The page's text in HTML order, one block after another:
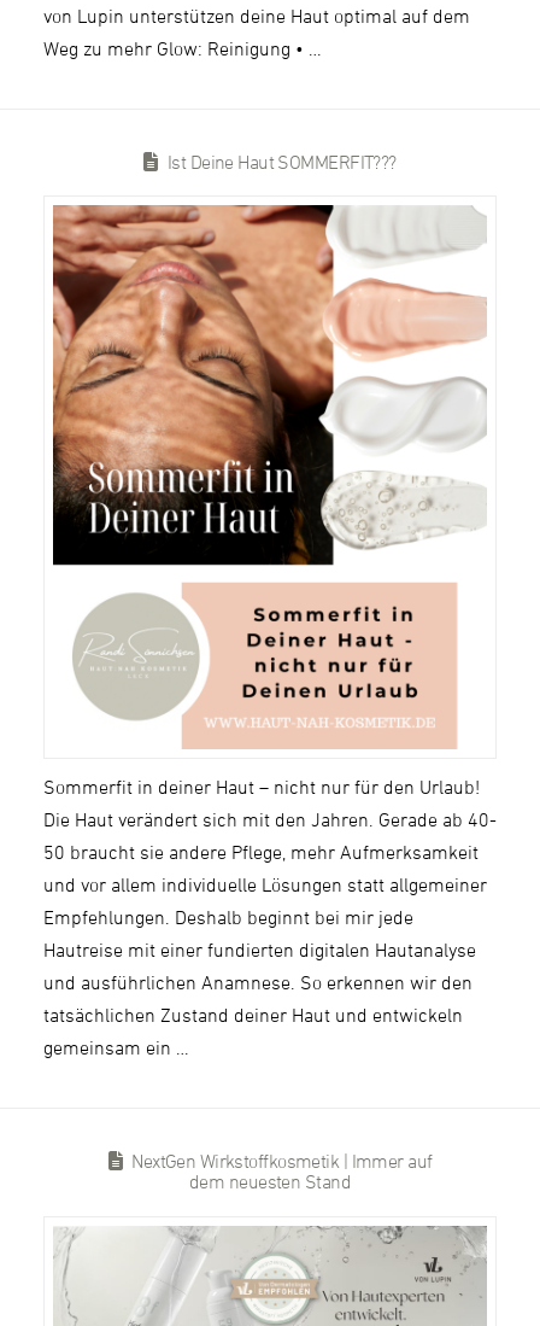
von Lupin unterstützen deine Haut optimal auf dem
Weg zu mehr Glow: Reinigung • …
Ist Deine Haut SOMMERFIT???
Sommerfit in deiner Haut – nicht nur für den Urlaub!
Die Haut verändert sich mit den Jahren. Gerade ab 40-
50 braucht sie andere Pflege, mehr Aufmerksamkeit
und vor allem individuelle Lösungen statt allgemeiner
Empfehlungen. Deshalb beginnt bei mir jede
Hautreise mit einer fundierten digitalen Hautanalyse
und ausführlichen Anamnese. So erkennen wir den
tatsächlichen Zustand deiner Haut und entwickeln
gemeinsam ein …
NextGen Wirkstoffkosmetik | Immer auf
dem neuesten Stand